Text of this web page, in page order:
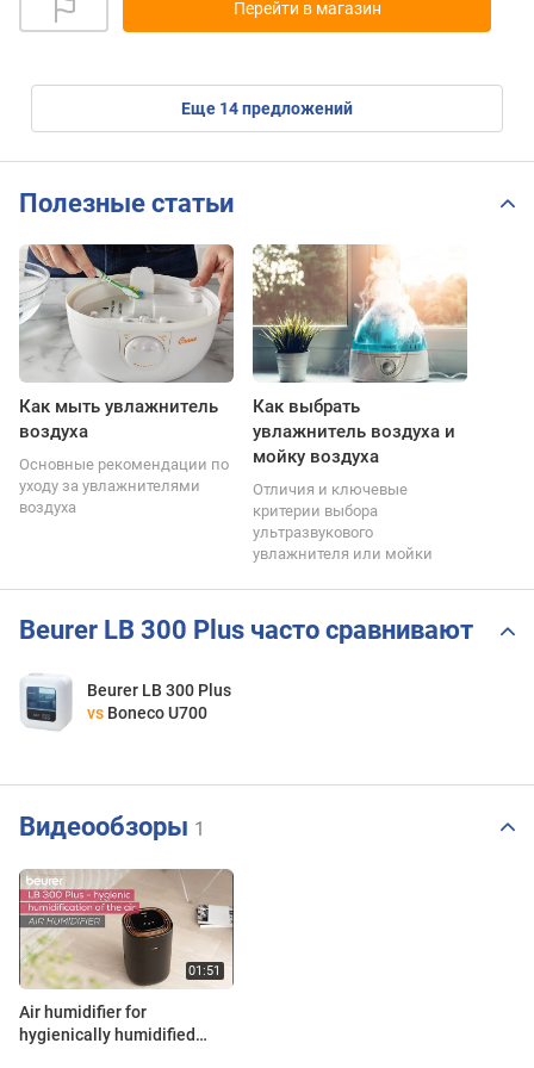
Перейти в магазин
eще 14предложений
Полезные статьи
Как мыть увлажнитель
воздуха
Основные рекомендации по
уходу за увлажнителями
воздуха
Как выбрать
увлажнитель воздуха и
мойку воздуха
Отличия и ключевые
критерии выбора
ультразвукового
увлажнителя или мойки
Beurer LB 300 Plus часто сравнивают
Beurer LB 300 Plus
vs Boneco U700
Видеообзоры 1
Air humidifier for
hygienically humidified